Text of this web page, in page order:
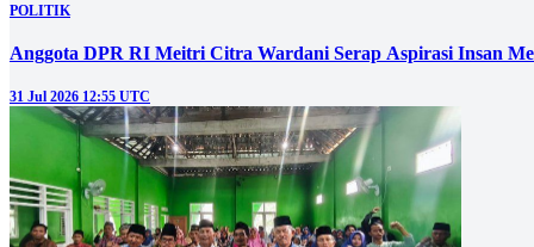
POLITIK
Anggota DPR RI Meitri Citra Wardani Serap Aspirasi Insan
31 Jul 2026 12:55 UTC